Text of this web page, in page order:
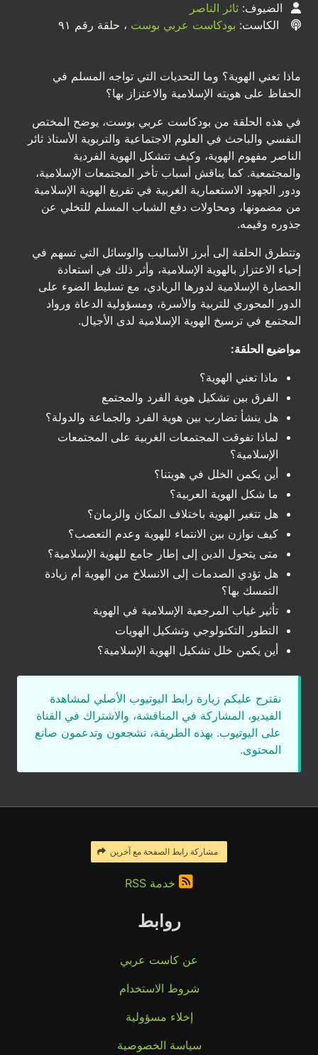
الضيوف: ثائر الناصر
الكاست: بودكاست عربي بوست ، حلقة رقم ٩١
ماذا تعني الهوية؟ وما التحديات التي تواجه المسلم في
الحفاظ على هويته الإسلامية والاعتزاز بها؟
في هذه الحلقة من بودكاست عربي بوست، يوضح المختص
النفسي والباحث في العلوم الاجتماعية والتربوية الأستاذ ثائر
الناصر مفهوم الهوية، وكيف تتشكل الهوية الفردية
والمجتمعية. كما يناقش أسباب تأخر المجتمعات الإسلامية،
ودور الجهود الاستعمارية الغربية في تفريغ الهوية الإسلامية
من مضمونها، ومحاولات دفع الشباب المسلم للتخلي عن
جذوره وقيمه.
وتتطرق الحلقة إلى أبرز الأساليب والوسائل التي تسهم في
إحياء الاعتزاز بالهوية الإسلامية، وأثر ذلك في استعادة
الحضارة الإسلامية لدورها الريادي، مع تسليط الضوء على
الدور المحوري للتربية والأسرة، ومسؤولية الدعاة ورواد
المجتمع في ترسيخ الهوية الإسلامية لدى الأجيال.
مواضيع الحلقة:
ماذا تعني الهوية؟
الفرق بين تشكيل هوية الفرد والمجتمع
هل ينشأ تضارب بين هوية الفرد والجماعة والدولة؟
لماذا تفوقت المجتمعات الغربية على المجتمعات
الإسلامية؟
أين يكمن الخلل في هويتنا؟
ما شكل الهوية العربية؟
هل تتغير الهوية باختلاف المكان والزمان؟
كيف نوازن بين الانتماء للهوية وعدم التعصب؟
متى يتحول الدين إلى إطار جامع للهوية الإسلامية؟
هل تؤدي الصدمات إلى الانسلاخ من الهوية أم زيادة
التمسك بها؟
تأثير غياب المرجعية الإسلامية في الهوية
التطور التكنولوجي وتشكيل الهويات
أين يكمن خلل تشكيل الهوية الإسلامية؟
نقترح عليكم زيارة رابط اليوتيوب الأصلي لمشاهدة
الفيديو، المشاركة في المناقشة، والاشتراك في القناة
على اليوتيوب. بهذه الطريقة، تشجعون وتدعمون صانع
المحتوى.
مشاركة رابط الصفحة مع آخرين
خدمة RSS
روابط
عن كاست عربي
شروط الاستخدام
إخلاء مسؤولية
سياسة الخصوصية